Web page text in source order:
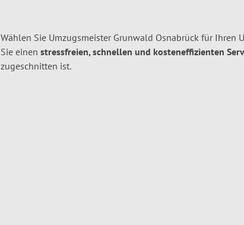
Wählen Sie Umzugsmeister Grunwald Osnabrück für Ihren
Sie einen stressfreien, schnellen und kosteneffizienten
zugeschnitten ist.